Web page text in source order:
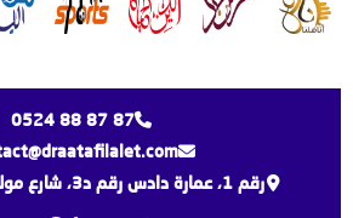
0524 88 87 87
رقم 1، عمارة دادس رقم د3، شارع مولاي رشيد ورزازات